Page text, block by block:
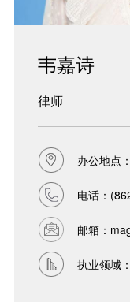
韦嘉诗
律师
办公地点
电话：
邮箱：
执业领域